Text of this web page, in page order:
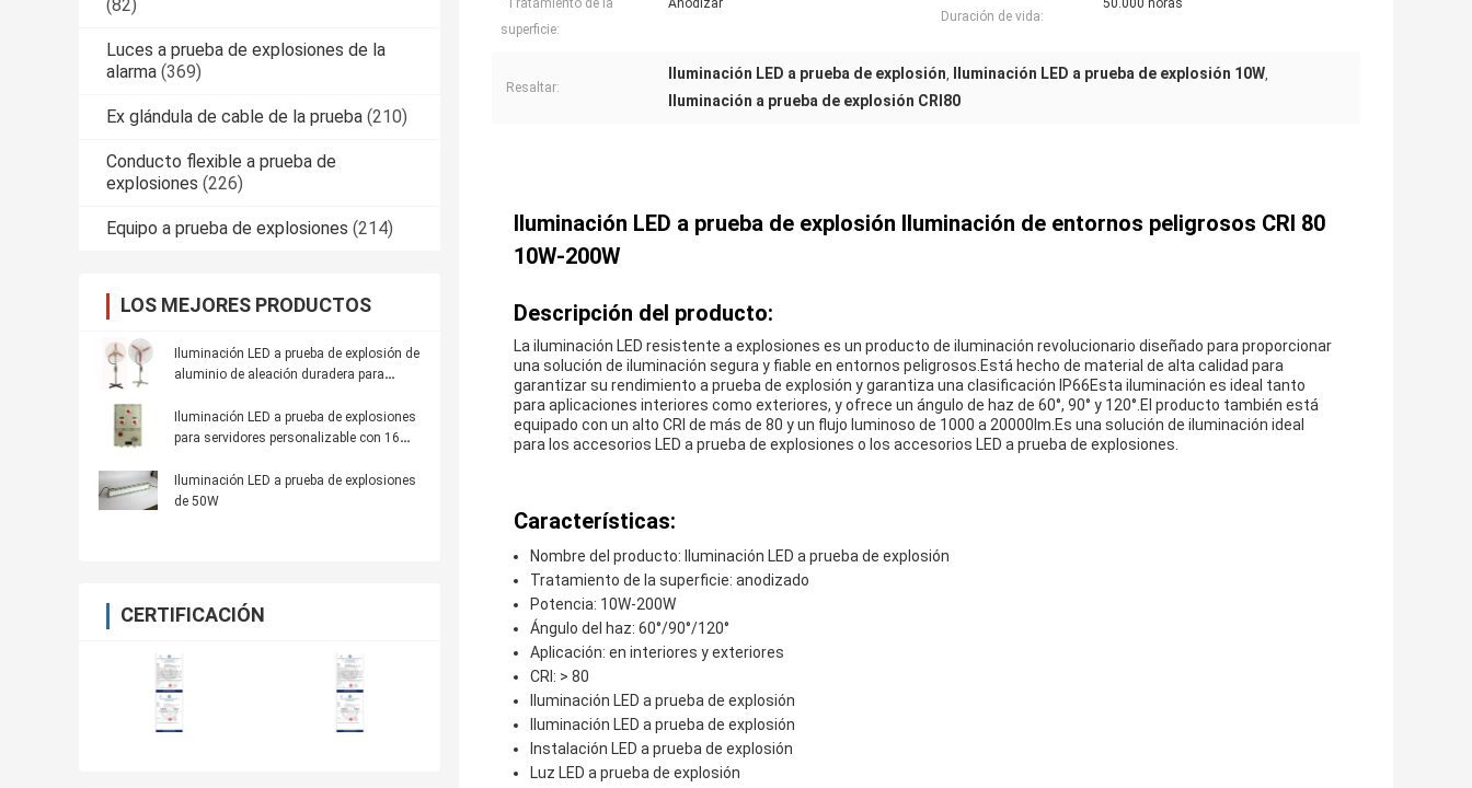
(82)
Luces a prueba de explosiones de la
alarma (369)
Ex glándula de cable de la prueba (210)
Conducto flexible a prueba de
explosiones (226)
Equipo a prueba de explosiones (214)
LOS MEJORES PRODUCTOS
Iluminación LED a prueba de explosión de
aluminio de aleación duradera para
Iluminación LED a prueba de explosiones
para servidores personalizable con 16
aleación de aluminio
Iluminación LED a prueba de explosiones
de 50W
CERTIFICACIÓN
Tratamiento de la
superficie:
Anodizar
Duración de vida:
50.000 horas
Resaltar:
Iluminación LED a prueba de explosión, Iluminación LED a prueba de explosión 10W,
Iluminación a prueba de explosión CRI80
Iluminación LED a prueba de explosión Iluminación de entornos peligrosos CRI 80
10W-200W
Descripción del producto:
La iluminación LED resistente a explosiones es un producto de iluminación revolucionario diseñado para proporcionar
una solución de iluminación segura y fiable en entornos peligrosos.Está hecho de material de alta calidad para
garantizar su rendimiento a prueba de explosión y garantiza una clasificación IP66Esta iluminación es ideal tanto
para aplicaciones interiores como exteriores, y ofrece un ángulo de haz de 60°, 90° y 120°.El producto también está
equipado con un alto CRI de más de 80 y un flujo luminoso de 1000 a 20000lm.Es una solución de iluminación ideal
para los accesorios LED a prueba de explosiones o los accesorios LED a prueba de explosiones.
Características:
Nombre del producto: Iluminación LED a prueba de explosión
Tratamiento de la superficie: anodizado
Potencia: 10W-200W
Ángulo del haz: 60°/90°/120°
Aplicación: en interiores y exteriores
CRI: > 80
Iluminación LED a prueba de explosión
Iluminación LED a prueba de explosión
Instalación LED a prueba de explosión
Luz LED a prueba de explosión